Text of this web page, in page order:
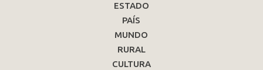
ESTADO
PAÍS
MUNDO
RURAL
CULTURA